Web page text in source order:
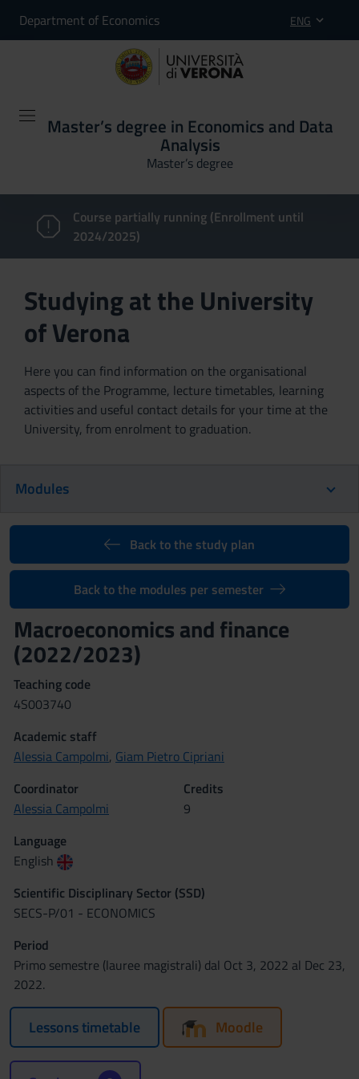
Department of Economics ENG
Master’s degree in Economics and Data
Analysis
Master’s degree
Course partially running (Enrollment until
2024/2025)
Studying at the University
of Verona
Here you can find information on the organisational
aspects of the Programme, lecture timetables, learning
activities and useful contact details for your time at the
University, from enrolment to graduation.
Modules
Back to the study plan
Back to the modules per semester
Macroeconomics and finance
(2022/2023)
Teaching code
4S003740
Academic staff
Alessia Campolmi, Giam Pietro Cipriani
Coordinator
Alessia Campolmi
Credits
9
Language
English
Scientific Disciplinary Sector (SSD)
SECS-P/01 - ECONOMICS
Period
Primo semestre (lauree magistrali) dal Oct 3, 2022 al Dec 23,
2022.
Lessons timetable Moodle